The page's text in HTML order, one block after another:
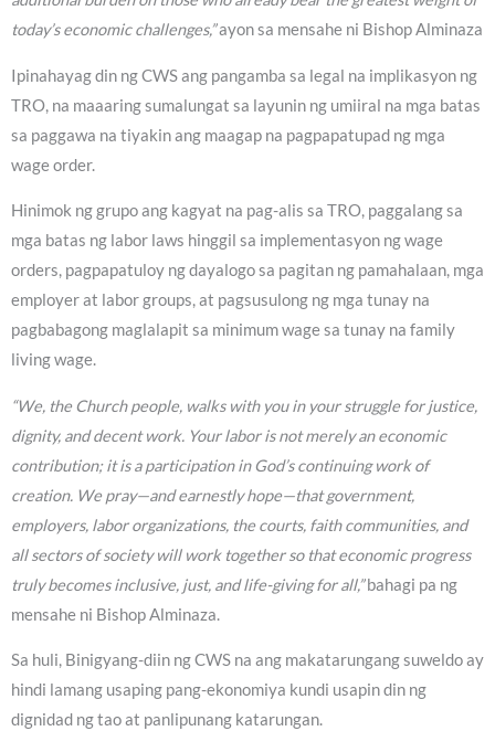
today’s economic challenges,”ayon sa mensahe ni Bishop Alminaza
Ipinahayag din ng CWS ang pangamba sa legal na implikasyon ng
TRO, na maaaring sumalungat sa layunin ng umiiral na mga batas
sa paggawa na tiyakin ang maagap na pagpapatupad ng mga
wage order.
Hinimok ng grupo ang kagyat na pag-alis sa TRO, paggalang sa
mga batas ng labor laws hinggil sa implementasyon ng wage
orders, pagpapatuloy ng dayalogo sa pagitan ng pamahalaan, mga
employer at labor groups, at pagsusulong ng mga tunay na
pagbabagong maglalapit sa minimum wage sa tunay na family
living wage.
“We, the Church people, walks with you in your struggle for justice,
dignity, and decent work. Your labor is not merely an economic
contribution; it is a participation in God’s continuing work of
creation. We pray—and earnestly hope—that government,
employers, labor organizations, the courts, faith communities, and
all sectors of society will work together so that economic progress
truly becomes inclusive, just, and life-giving for all,”bahagi pa ng
mensahe ni Bishop Alminaza.
Sa huli, Binigyang-diin ng CWS na ang makatarungang suweldo ay
hindi lamang usaping pang-ekonomiya kundi usapin din ng
dignidad ng tao at panlipunang katarungan.